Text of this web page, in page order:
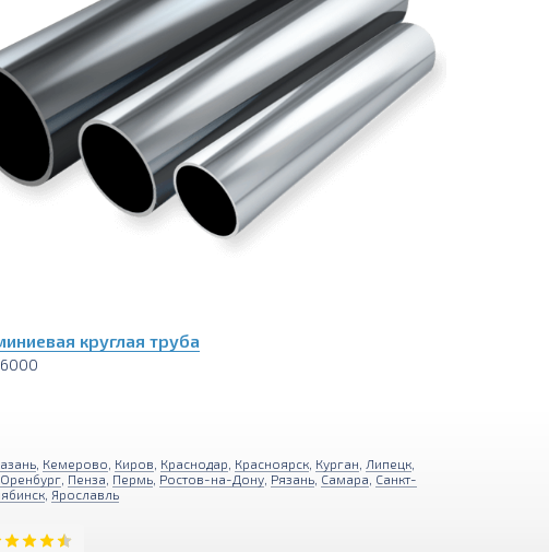
круглая труба
Кемерово Киров Краснодар Красноярск Курган Липецк
Оренбург Пенза Пермь Ростов-на-Дону Рязань Самара Санкт-
Ярославль